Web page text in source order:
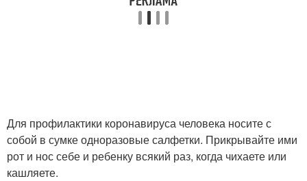
Для профилактики коронавируса человека носите с
собой в сумке одноразовые салфетки. Прикрывайте ими
рот и нос себе и ребенку всякий раз, когда чихаете или
кашляете.